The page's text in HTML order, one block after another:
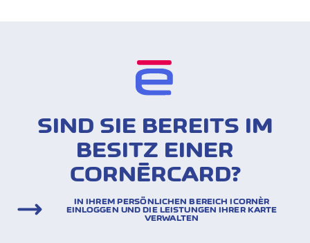
SIND SIE BEREITS IM
BESITZ EINER
CORNÈRCARD?
IN IHREM PERSÖNLICHEN BEREICH ICORNÈR
EINLOGGEN UND DIE LEISTUNGEN IHRER KARTE
VERWALTEN